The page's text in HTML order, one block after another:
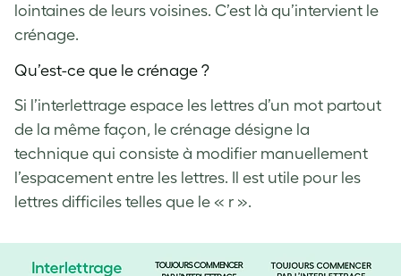
lointaines de leurs voisines. C’est là qu’intervient le
crénage.
Qu’est-ce que le crénage ?
Si l’interlettrage espace les lettres d’un mot partout
de la même façon, le crénage désigne la
technique qui consiste à modifier manuellement
l’espacement entre les lettres. Il est utile pour les
lettres difficiles telles que le « r ».